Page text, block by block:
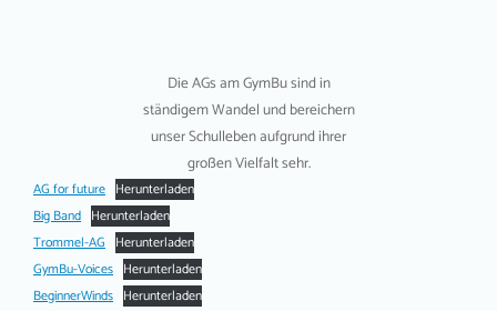
Die AGs am GymBu sind in
ständigem Wandel und bereichern
unser Schulleben aufgrund ihrer
großen Vielfalt sehr.
AG for future Herunterladen
Big Band Herunterladen
Trommel-AG Herunterladen
GymBu-Voices Herunterladen
BeginnerWinds Herunterladen